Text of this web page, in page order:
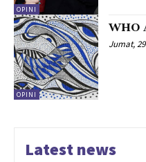
OPINI
OPINI
WHO
Jumat,
Latest news